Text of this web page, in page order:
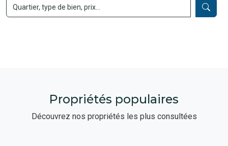
Propriétés populaires
Découvrez nos propriétés les plus consultées